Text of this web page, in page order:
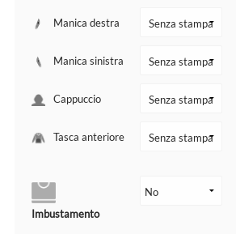
Manica destra
Manica sinistra
Cappuccio
Tasca anteriore
Imbustamento